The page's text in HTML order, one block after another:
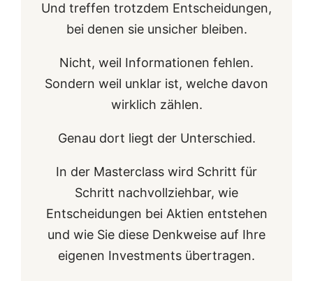
Und treffen trotzdem Entscheidungen,
bei denen sie unsicher bleiben.
Nicht, weil Informationen fehlen.
Sondern weil unklar ist, welche davon
wirklich zählen.
Genau dort liegt der Unterschied.
In der Masterclass wird Schritt für
Schritt nachvollziehbar, wie
Entscheidungen bei Aktien entstehen
und wie Sie diese Denkweise auf Ihre
eigenen Investments übertragen.